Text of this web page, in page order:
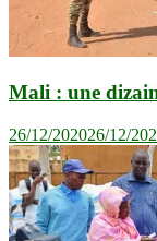
Mali : une
26/12/202026/12/